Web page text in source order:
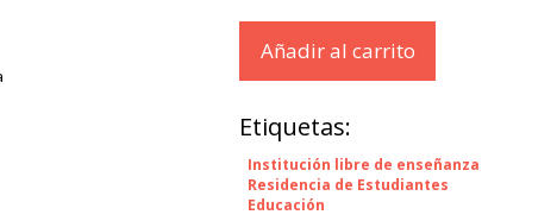
Añadir al carrito
Etiquetas:
Institución libre de enseñanza
Residencia de Estudiantes
Educación